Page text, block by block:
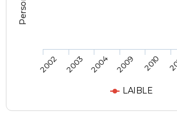
LAIBLE
2002 2003 2004 2009 2010